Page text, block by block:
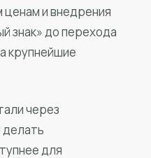
ценам и внедрения
знак» до перехода
крупнейшие
через
для